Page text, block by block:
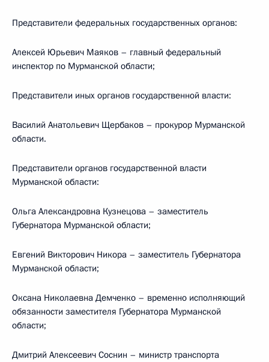
Представители федеральных государственных органов:
Алексей Юрьевич Маяков – главный федеральный
инспектор по Мурманской области;
Представители иных органов государственной власти:
Василий Анатольевич Щербаков – прокурор Мурманской
области.
Представители органов государственной власти
Мурманской области:
Ольга Александровна Кузнецова – заместитель
Губернатора Мурманской области;
Евгений Викторович Никора – заместитель Губернатора
Мурманской области;
Оксана Николаевна Демченко – временно исполняющий
обязанности заместителя Губернатора Мурманской
области;
Дмитрий Алексеевич Соснин – министр транспорта